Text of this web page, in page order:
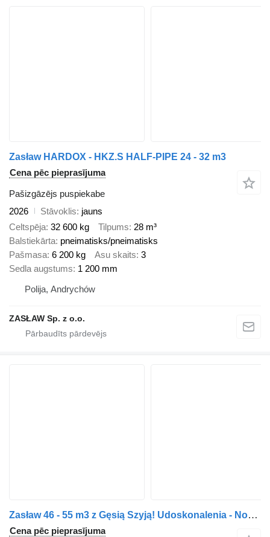
Zasław HARDOX - HKZ.S HALF-PIPE 24 - 32 m3
Cena pēc pieprasījuma
Pašizgāzējs puspiekabe
2026
Stāvoklis jauns
Celtspēja 32 600 kg Tilpums 28 m³
Balstiekārta pneimatisks/pneimatisks
Pašmasa 6 200 kg Asu skaits 3
Sedla augstums 1 200 mm
Polija, Andrychów
ZASŁAW Sp. z o.o.
Zasław 46 - 55 m3 z Gęsią Szyją! Udoskonalenia - Nowe Rozwiązania!
Cena pēc pieprasījuma